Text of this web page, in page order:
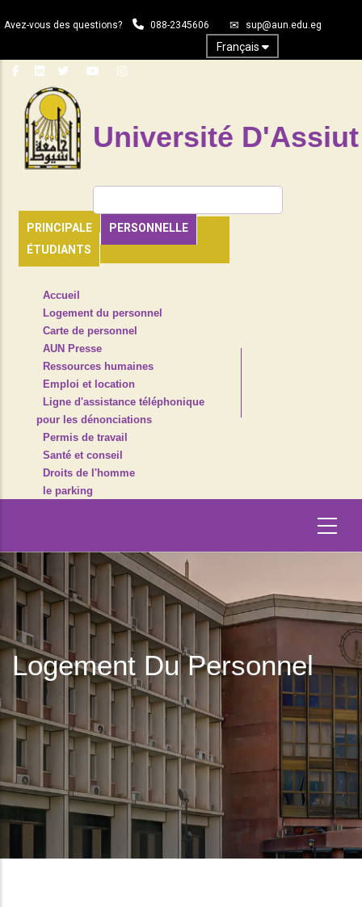
au
principal
Avez-vous des questions? 088-2345606 sup@aun.edu.eg
Français
Université D'Assiut
PRINCIPALE
PERSONNELLE
ÉTUDIANTS
HEADER
NAVIGATION
Accueil
Logement du personnel
Carte de personnel
AUN Presse
Ressources humaines
Emploi et location
Ligne d'assistance téléphonique
pour les dénonciations
Permis de travail
Santé et conseil
Droits de l'homme
le parking
Logement Du Personnel